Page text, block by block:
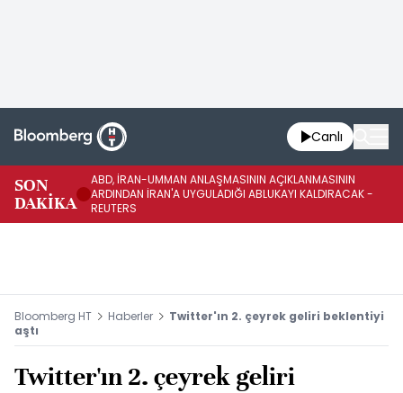
Canlı
SON
DAKİKA
ABD, İRAN-UMMAN ANLAŞMASININ AÇIKLANMASININ
ARDINDAN İRAN'A UYGULADIĞI ABLUKAYI KALDIRACAK -
REUTERS
Bloomberg HT Haberler
Twitter'ın 2. çeyrek geliri beklentiyi
aştı
Twitter'ın 2. çeyrek geliri